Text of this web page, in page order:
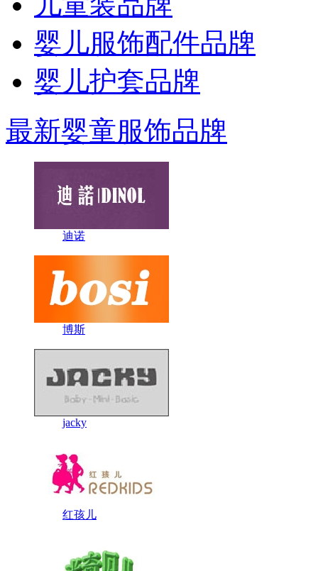
婴儿服饰配件品牌
婴儿护套品牌
最新婴童服饰品牌
迪诺
博斯
jacky
红孩儿